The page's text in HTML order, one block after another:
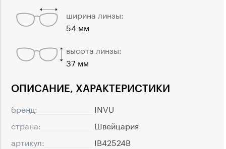
ОПИСАНИЕ, ХАРАКТЕРИСТИКИ
бренд:
INVU
страна:
Швейцария
артикул:
IB42524B
ширина линзы:
54 мм
высота линзы:
37 мм